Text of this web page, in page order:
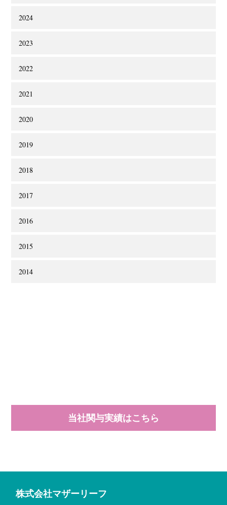
2024
2023
2022
2021
2020
2019
2018
2017
2016
2015
2014
当社関与実績はこちら
株式会社マザーリーフ